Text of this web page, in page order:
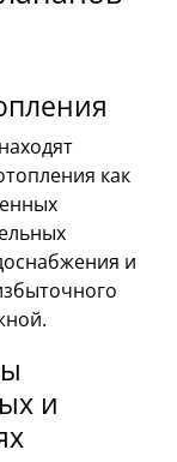
как
и
и